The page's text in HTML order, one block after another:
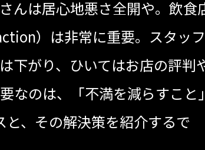
んは居心地悪さ全開や。飲食
）は非常に重要。スタッ
下がり、ひいてはお店の評
なのは、「不満を減らすこ
、その解決策を紹介するで